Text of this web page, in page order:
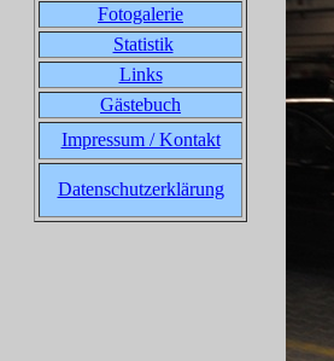
Fotogalerie
Statistik
Links
Gästebuch
Impressum / Kontakt
Datenschutzerklärung